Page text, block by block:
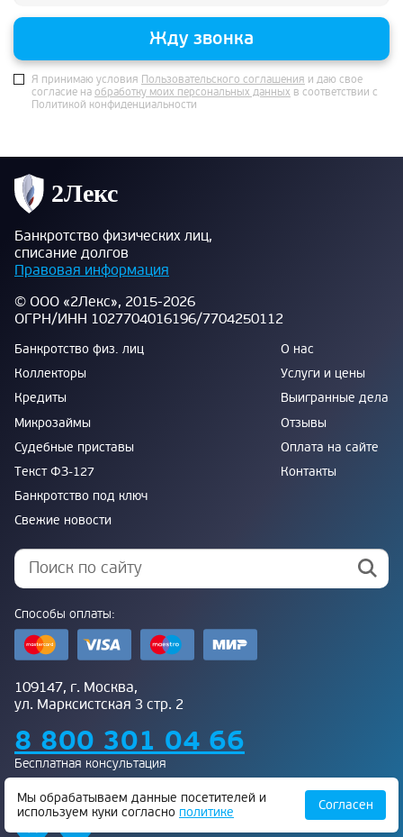
Жду звонка
Я принимаю условия Пользовательского соглашения и даю свое
согласие на обработку моих персональных данных в соответствии с
Политикой конфиденциальности
Банкротство физических лиц,
списание долгов
Правовая информация
© ООО «2Лекс», 2015-2026
ОГРН/ИНН 1027704016196/7704250112
Банкротство физ. лиц
Коллекторы
Кредиты
Микрозаймы
Судебные приставы
Текст ФЗ-127
Банкротство под ключ
Свежие новости
О нас
Услуги и цены
Выигранные дела
Отзывы
Оплата на сайте
Контакты
Способы оплаты:
109147, г. Москва,
ул. Марксистская 3 стр. 2
8 800 301 04 66
Бесплатная консультация
Мы обрабатываем данные посетителей и
используем куки согласно политике Согласен